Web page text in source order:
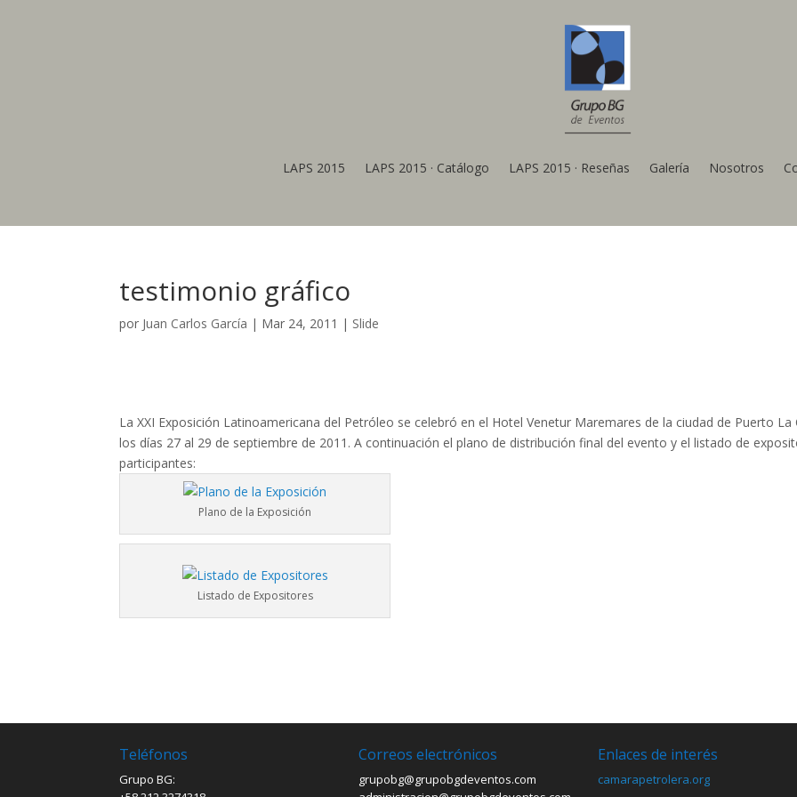
LAPS 2015 LAPS 2015 · Catálogo LAPS 2015 · Reseñas Galería Nosotros
testimonio gráfico
por Juan Carlos García | Mar 24, 2011 | Slide
La XXI Exposición Latinoamericana del Petróleo se celebró en el Hotel Venetur Maremares de la ciudad de Puerto La
los días 27 al 29 de septiembre de 2011. A continuación el plano de distribución final del evento y el listado de
participantes:
Plano de la Exposición
Listado de Expositores
Teléfonos
Grupo BG:
Correos electrónicos
grupobg@grupobgdeventos.com
Enlaces de interés
camarapetrolera.org